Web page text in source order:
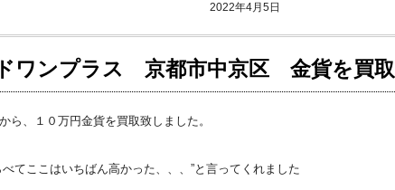
2022年4月5日
ワンプラス 京都市中京区 金貨を買
ら、１０万円金貨を買取致しました。
べてここはいちばん高かった、、、”と言ってくれました